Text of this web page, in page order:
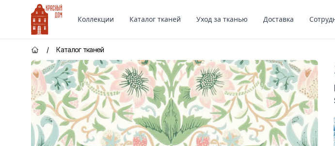
Красный Дом
Коллекции Каталог тканей Уход за тканью Доставка
Главная страница
/ Каталог тканей